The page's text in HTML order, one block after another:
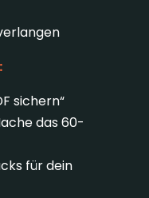
sichern“
das 60-
für dein